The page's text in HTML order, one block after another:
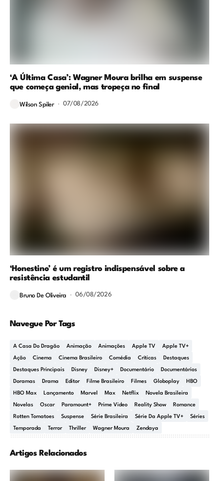
‘A Última Casa’: Wagner Moura brilha em suspense
que começa genial, mas tropeça no final
Wilson Spiler 07/08/2026
‘Honestino’ é um registro indispensável sobre a
resistência estudantil
Bruno De Oliveira 06/08/2026
Navegue Por Tags
A Casa Do Dragão Animação Animações Apple TV Apple TV+
Ação Cinema Cinema Brasileiro Comédia Críticas Destaques
Destaques Principais Disney Disney+ Documentário Documentários
Doramas Drama Editor Filme Brasileiro Filmes Globoplay HBO
HBO Max Lançamento Marvel Max Netflix Novela Brasileira
Novelas Oscar Paramount+ Prime Video Reality Show Romance
Rotten Tomatoes Suspense Série Brasileira Série Da Apple TV+ Séries
Temporada Terror Thriller Wagner Moura Zendaya
Artigos Relacionados